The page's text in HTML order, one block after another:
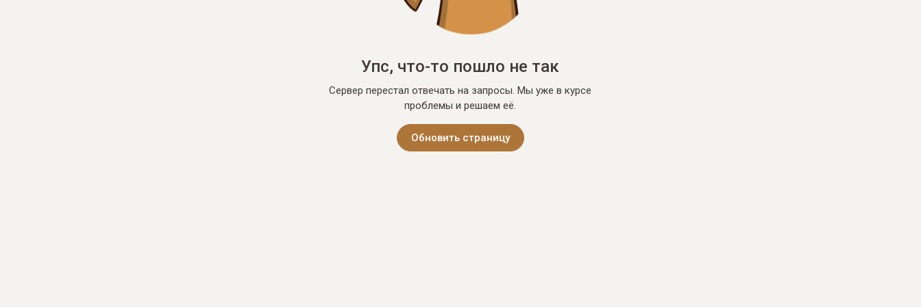
Упс, что-то пошло не так
Сервер перестал отвечать на запросы. Мы уже в курсе
проблемы и решаем её.
Обновить страницу